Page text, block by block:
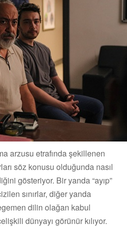
arzusu etrafında şekillenen
söz konusu olduğunda nasıl
gösteriyor. Bir yanda “ayıp”
sınırlar, diğer yanda
dilin olağan kabul
dünyayı görünür kılıyor.